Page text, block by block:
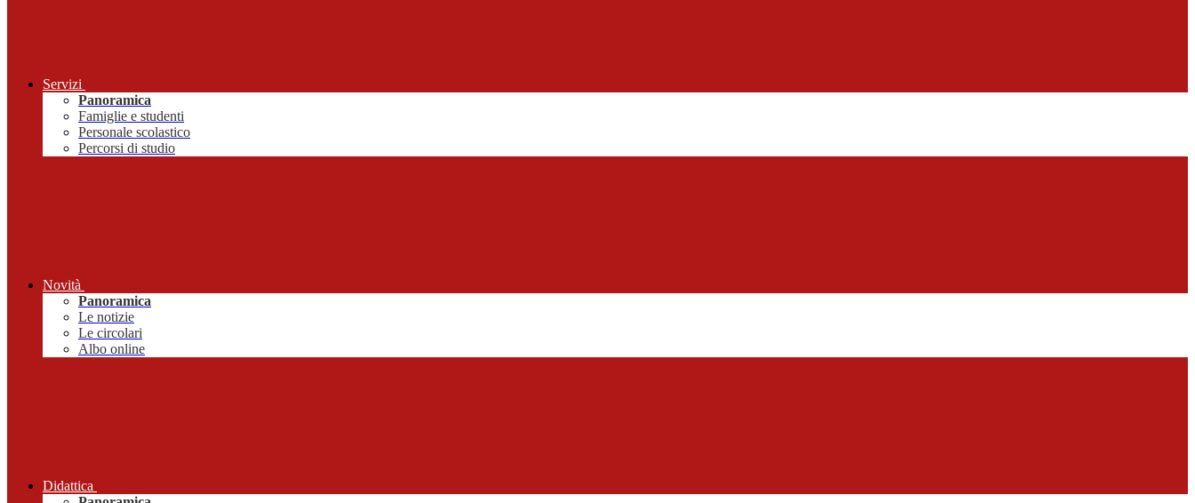
Servizi
Panoramica
Famiglie e studenti
Personale scolastico
Percorsi di studio
Novità
Panoramica
Le notizie
Le circolari
Albo online
Didattica